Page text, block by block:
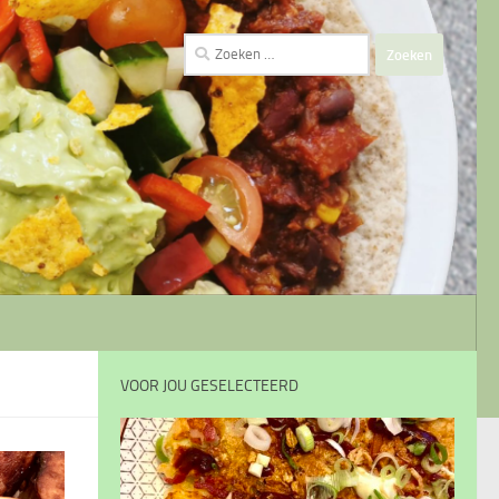
Zoeken
naar:
VOOR JOU GESELECTEERD